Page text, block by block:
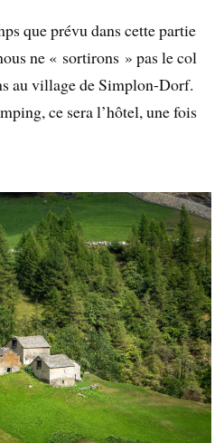
que prévu dans cette partie
ne « sortirons » pas le col
au village de Simplon-Dorf.
ce sera l’hôtel, une fois